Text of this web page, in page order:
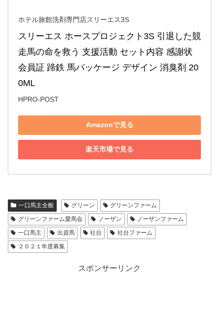
ホテル旅館洗剤専門店スリーエス3S
スリーエス ホースプロジェクト3S 引退した競
走馬の命を救う 支援活動 セット内容 感謝状
会員証 蹄鉄 馬パッケージ デザイン 消臭剤 20
0ML
HPRO-POST
Amazonで見る
楽天市場で見る
一口馬主全般 グリーン
グリーンファーム
グリーンファーム愛馬会
ノーザン
ノーザンファーム
一口馬主
出資馬 社台
社台ファーム
２０２１年度募集
スポンサーリンク